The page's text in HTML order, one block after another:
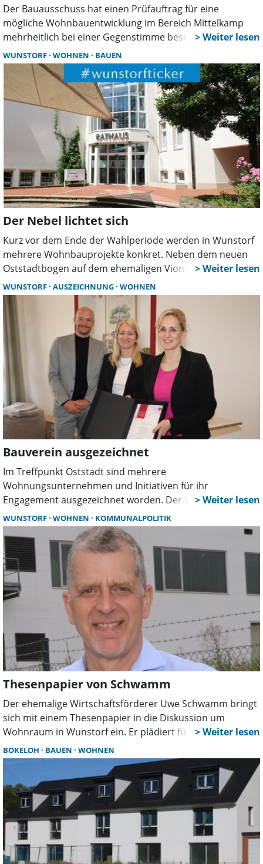
Der Bauausschuss hat einen Prüfauftrag für eine
mögliche Wohnbauentwicklung im Bereich Mittelkamp
mehrheitlich bei einer Gegenstimme beschlossen. Kritik
kam unter anderem von CDU und den Grünen. Ein
Tagesordnungspunkt zum BauTurbo wurde abgesetzt.
WUNSTORF WOHNEN BAUEN
Der Nebel lichtet sich
Kurz vor dem Ende der Wahlperiode werden in Wunstorf
mehrere Wohnbauprojekte konkret. Neben dem neuen
Oststadtbogen auf dem ehemaligen Vion-Gelände
bestätigt die Stadt nun auch Planungen für ein weiteres
Baugebiet in Blumenau. Dort könnten mindestens 250
Wohnungen entstehen.
WUNSTORF AUSZEICHNUNG WOHNEN
Bauverein ausgezeichnet
Im Treffpunkt Oststadt sind mehrere
Wohnungsunternehmen und Initiativen für ihr
Engagement ausgezeichnet worden. Der Wunstorfer
Bauverein erhielt das Qualitätssiegel „Sicheres Wohnen“.
Gewürdigt wurden neben baulichen Maßnahmen auch
soziale Angebote und Präventionsarbeit im Quartier.
WUNSTORF WOHNEN KOMMUNALPOLITIK
Thesenpapier von Schwamm
Der ehemalige Wirtschaftsförderer Uwe Schwamm bringt
sich mit einem Thesenpapier in die Diskussion um
Wohnraum in Wunstorf ein. Er plädiert für eine
Kombination aus Neubau und der Aktivierung
leerstehender Immobilien und sieht darin erhebliches
Potenzial für die Stadtentwicklung.
BOKELOH BAUEN WOHNEN